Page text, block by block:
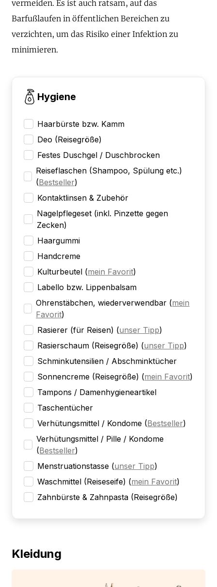
vermeiden. Es ist auch ratsam, auf das
Barfußlaufen in öffentlichen Bereichen zu
verzichten, um das Risiko einer Infektion zu
minimieren.
Hygiene
Haarbürste bzw. Kamm
Deo (Reisegröße)
Festes Duschgel / Duschbrocken
Reiseflaschen (Shampoo, Spülung etc.)
(Bestseller)
Kontaktlinsen & Zubehör
Nagelpflegeset (inkl. Pinzette gegen
Zecken)
Haargummi
Handcreme
Kulturbeutel (mein Favorit)
Labello bzw. Lippenbalsam
Ohrenstäbchen, wiederverwendbar (mein
Favorit)
Rasierer (für Reisen) (unser Tipp)
Rasierschaum (Reisegröße) (unser Tipp)
Schminkutensilien / Abschminktücher
Sonnencreme (Reisegröße) (mein Favorit)
Tampons / Damenhygieneartikel
Taschentücher
Verhütungsmittel / Kondome (Bestseller)
Verhütungsmittel / Pille / Kondome
(Bestseller)
Menstruationstasse (unser Tipp)
Waschmittel (Reiseseife) (mein Favorit)
Zahnbürste & Zahnpasta (Reisegröße)
Kleidung